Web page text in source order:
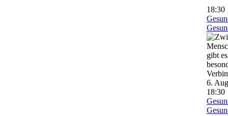
18:30
6.
18:30